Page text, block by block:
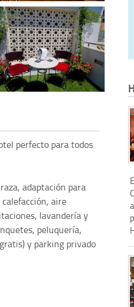
perfecto para todos
adaptación para
aire
lavandería y
peluquería,
y parking privado